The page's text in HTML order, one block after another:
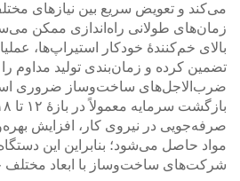
می‌کند و تعویض سریع بین نیازهای
زمان‌های طولانی راه‌اندازی ممکن
بالای خم‌کنندهٔ خودکار استیراپ‌ها،
تضمین کرده و زمان‌بندی تولید مداوم
ضرب‌الاجل‌های ساخت‌وساز ضروری
صرفه‌جویی در نیروی کار، افزایش
مواد حاصل می‌شود؛ بنابراین این
شرکت‌های ساخت‌وساز با ابعاد